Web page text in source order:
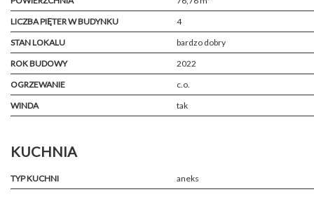
LICZBA PIĘTER W BUDYNKU
4
STAN LOKALU
bardzo dobry
ROK BUDOWY
2022
OGRZEWANIE
c.o.
WINDA
tak
KUCHNIA
TYP KUCHNI aneks